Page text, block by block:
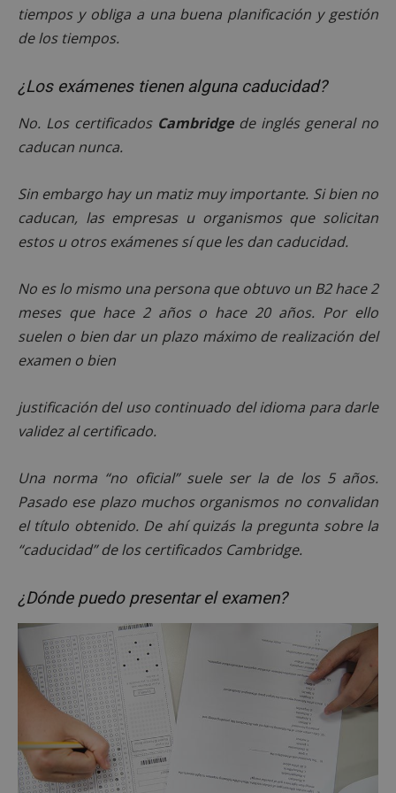
tiempos y obliga a una buena planificación y gestión
de los tiempos.
¿Los exámenes tienen alguna caducidad?
No. Los certificados Cambridgede inglés general no
caducan nunca.
Sin embargo hay un matiz muy importante. Si bien no
caducan, las empresas u organismos que solicitan
estos u otros exámenes sí que les dan caducidad.
No es lo mismo una persona que obtuvo un B2 hace 2
meses que hace 2 años o hace 20 años. Por ello
suelen o bien dar un plazo máximo de realización del
examen o bien
justificación del uso continuado del idioma para darle
validez al certificado.
Una norma “no oficial” suele ser la de los 5 años.
Pasado ese plazo muchos organismos no convalidan
el título obtenido. De ahí quizás la pregunta sobre la
“caducidad” de los certificados Cambridge.
¿Dónde puedo presentar el examen?
Cookies no clasificadas
Cookies de rendimiento
Cookies de preferencias
Cookies de funcionalidad
funcionalidad principal del sitio web, como el
inicio de sesión de usuario y la gestión de cuentas.
El sitio web no se puede utilizar correctamente sin
Nombre
Proveedor/
Dominio
PHPSESSID
alcorconhoy.com
Google
Privacy Policy